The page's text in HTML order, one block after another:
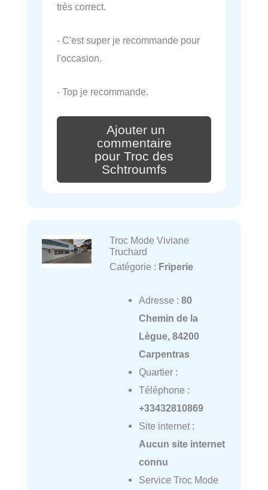
très correct.
- C'est super je recommande pour
l'occasion.
- Top je recommande.
Ajouter un
commentaire
pour Troc des
Schtroumfs
Troc Mode Viviane
Truchard
Catégorie : Friperie
Adresse : 80
Chemin de la
Lègue, 84200
Carpentras
Quartier :
Téléphone :
+33432810869
Site internet :
Aucun site internet
connu
Service Troc Mode